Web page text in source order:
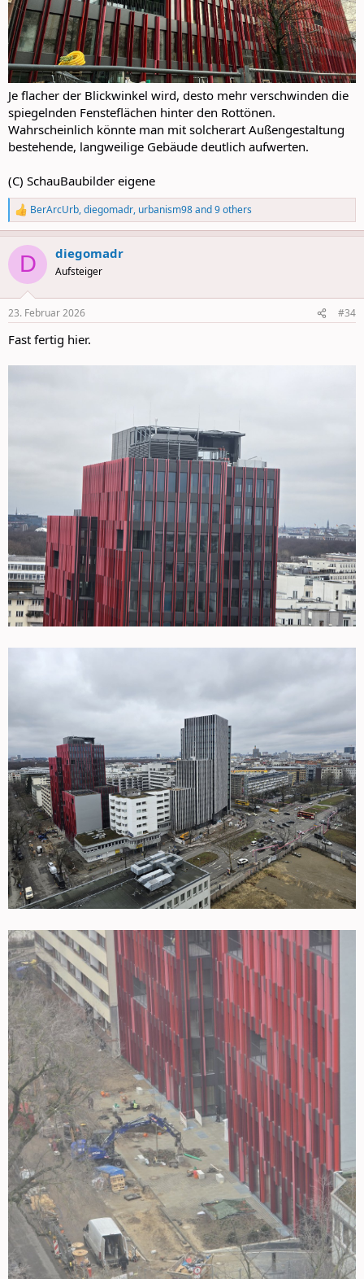
Je flacher der Blickwinkel wird, desto mehr verschwinden die
spiegelnden Fensteflächen hinter den Rottönen.
Wahrscheinlich könnte man mit solcherart Außengestaltung
bestehende, langweilige Gebäude deutlich aufwerten.
(C) SchauBaubilder eigene
R
e
a
c
i
s
BerArcUrb,diegomadr, urbanism98and 9 others
D diegomadr
Aufsteiger
23. Februar 2026 #34
Fast fertig hier.